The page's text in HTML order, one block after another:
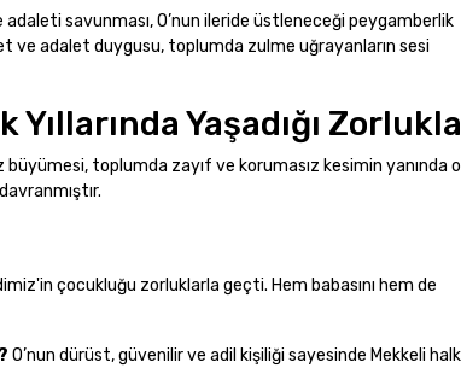
adaleti savunması, O’nun ileride üstleneceği peygamberlik
ve adalet duygusu, toplumda zulme uğrayanların sesi
Yaşadığı
büyümesi, toplumda zayıf ve korumasız kesimin yanında
çocukluğu zorluklarla geçti. Hem babasını hem de
O’nun dürüst, güvenilir ve adil kişiliği sayesinde Mekkeli halk